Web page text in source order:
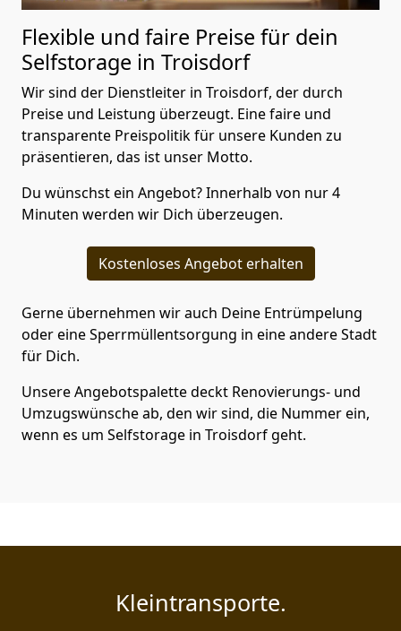
Flexible und faire Preise für dein
Selfstorage in Troisdorf
Wir sind der Dienstleiter in Troisdorf, der durch
Preise und Leistung überzeugt. Eine faire und
transparente Preispolitik für unsere Kunden zu
präsentieren, das ist unser Motto.
Du wünschst ein Angebot? Innerhalb von nur 4
Minuten werden wir Dich überzeugen.
Kostenloses Angebot erhalten
Gerne übernehmen wir auch Deine Entrümpelung
oder eine Sperrmüllentsorgung in eine andere Stadt
für Dich.
Unsere Angebotspalette deckt Renovierungs- und
Umzugswünsche ab, den wir sind, die Nummer ein,
wenn es um Selfstorage in Troisdorf geht.
Kleintransporte.